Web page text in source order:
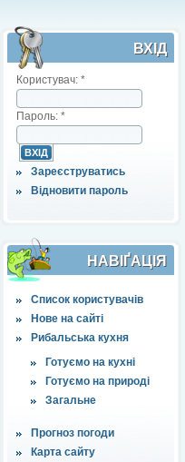
ВХІД
Користувач: *
Пароль: *
Зареєструватись
Відновити пароль
НАВІҐАЦІЯ
Список користувачів
Нове на сайті
Рибальська кухня
Готуємо на кухні
Готуємо на природі
Загальне
Прогноз погоди
Карта сайту